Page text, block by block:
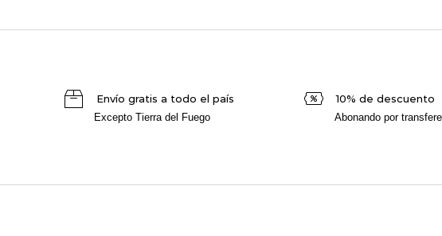
Envío gratis a todo el país
Excepto Tierra del Fuego
10% de descuento
Abonando por